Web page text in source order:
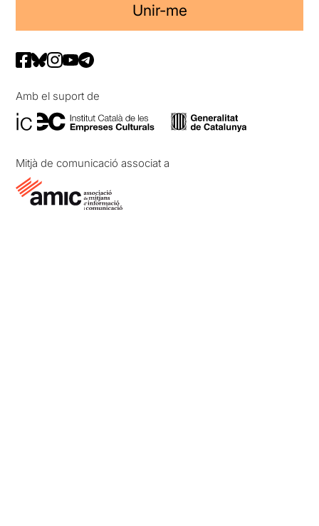
Unir-me
Amb el suport de
Mitjà de comunicació associat a